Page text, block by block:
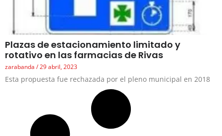
Plazas de estacionamiento limitado y
rotativo en las farmacias de Rivas
zarabanda 29 abril, 2023
Esta propuesta fue rechazada por el pleno municipal en 2018